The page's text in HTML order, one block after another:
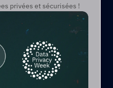
privées et sécurisées !